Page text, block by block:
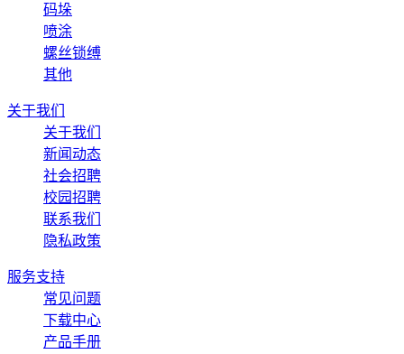
码垛
喷涂
螺丝锁缚
其他
关于我们
关于我们
新闻动态
社会招聘
校园招聘
联系我们
隐私政策
服务支持
常见问题
下载中心
产品手册